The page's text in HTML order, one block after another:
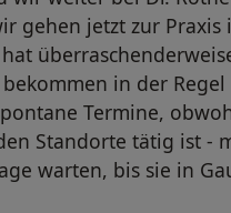
gehen jetzt zur Praxis
in der Regel
Termine,
Standorte tätig ist -
warten, bis sie in